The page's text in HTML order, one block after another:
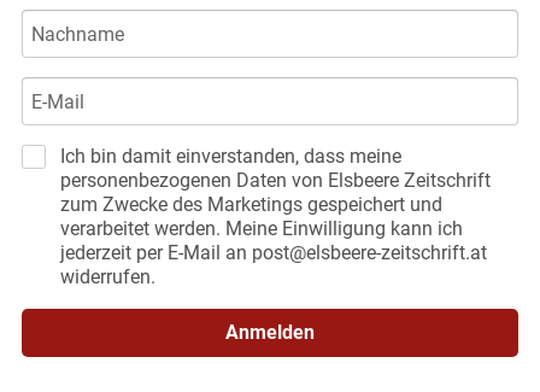
Ich bin damit einverstanden, dass meine
personenbezogenen Daten von Elsbeere Zeitschrift
zum Zwecke des Marketings gespeichert und
verarbeitet werden. Meine Einwilligung kann ich
jederzeit per E-Mail an post@elsbeere-zeitschrift.at
widerrufen.
Anmelden